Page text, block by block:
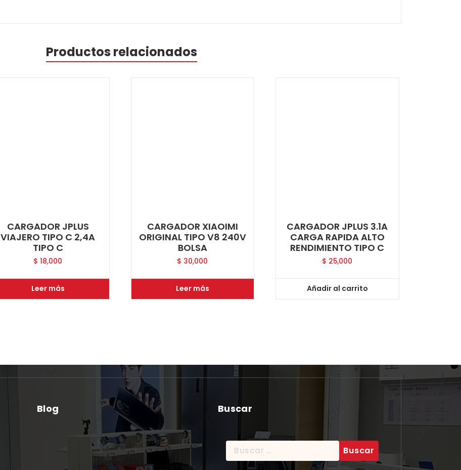
Productos relacionados
CARGADOR JPLUS
VIAJERO TIPO C 2,4A
TIPO C
$ 18,000
Leer más
CARGADOR XIAOIMI
ORIGINAL TIPO V8 240V
BOLSA
$ 30,000
Leer más
CARGADOR JPLUS 3.1A
CARGA RAPIDA ALTO
RENDIMIENTO TIPO C
$ 25,000
Añadir al carrito
Blog Buscar
Buscar: